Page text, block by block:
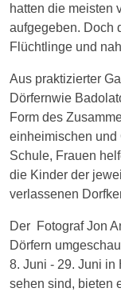
hatten die meisten
aufgegeben. Doch
Flüchtlinge und
Aus praktizierter
Dörfernwie
Form des
einheimischen und
Schule, Frauen
die Kinder der
verlassenen
Der Fotograf Jon
Dörfern
8. Juni - 29. Juni in
sehen sind, bieten